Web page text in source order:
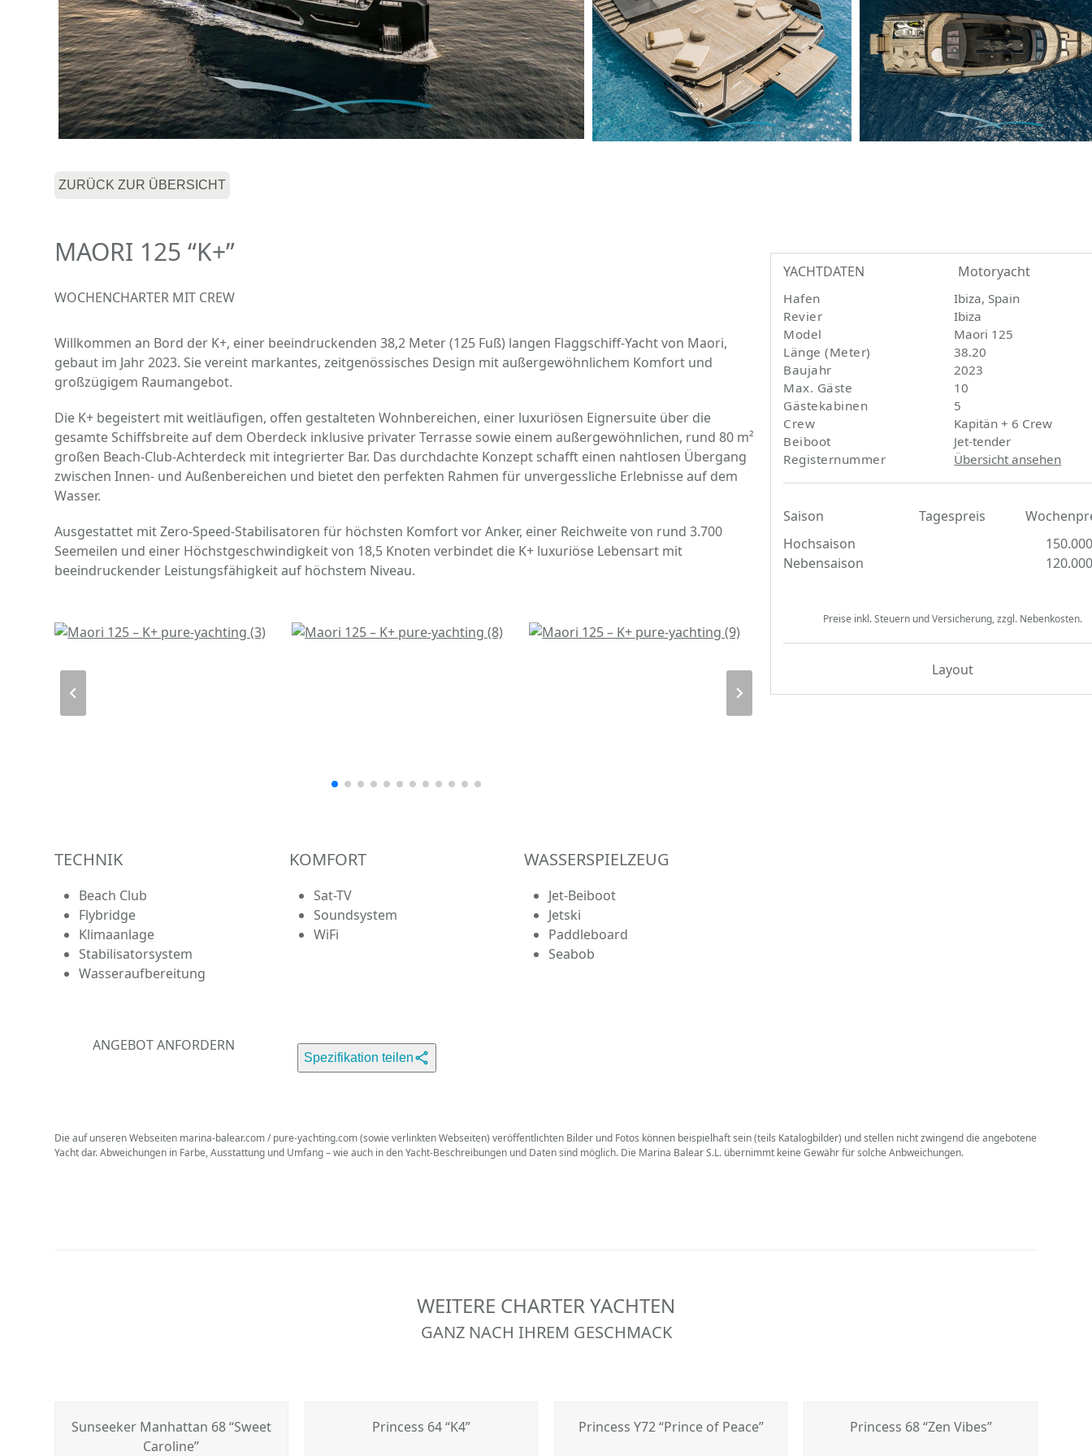
ZURÜCK ZUR ÜBERSICHT
MAORI 125 “K+”
WOCHENCHARTER MIT CREW
Willkommen an Bord der K+, einer beeindruckenden 38,2 Meter (125 Fuß) langen Flaggschiff-Yacht von Maori,
gebaut im Jahr 2023. Sie vereint markantes, zeitgenössisches Design mit außergewöhnlichem Komfort und
großzügigem Raumangebot.
Die K+ begeistert mit weitläufigen, offen gestalteten Wohnbereichen, einer luxuriösen Eignersuite über die
gesamte Schiffsbreite auf dem Oberdeck inklusive privater Terrasse sowie einem außergewöhnlichen, rund 80 m²
großen Beach-Club-Achterdeck mit integrierter Bar. Das durchdachte Konzept schafft einen nahtlosen Übergang
zwischen Innen- und Außenbereichen und bietet den perfekten Rahmen für unvergessliche Erlebnisse auf dem
Wasser.
Ausgestattet mit Zero-Speed-Stabilisatoren für höchsten Komfort vor Anker, einer Reichweite von rund 3.700
Seemeilen und einer Höchstgeschwindigkeit von 18,5 Knoten verbindet die K+ luxuriöse Lebensart mit
beeindruckender Leistungsfähigkeit auf höchstem Niveau.
TECHNIK
Beach Club
Flybridge
Klimaanlage
Stabilisatorsystem
Wasseraufbereitung
KOMFORT
Sat-TV
Soundsystem
WiFi
WASSERSPIELZEUG
Jet-Beiboot
Jetski
Paddleboard
Seabob
ANGEBOT ANFORDERN
Spezifikation teilen
YACHTDATEN Motoryacht
Hafen
Ibiza, Spain
Revier
Ibiza
Model
Maori 125
Länge (Meter)
38.20
Baujahr
2023
Max. Gäste
10
Gästekabinen
5
Crew
Kapitän + 6 Crew
Beiboot
Jet-tender
Registernummer
Übersicht ansehen
Saison Tagespreis
Hochsaison
Nebensaison
Preise inkl. Steuern und Versicherung, zzgl. Nebenkosten.
Layout
Die auf unseren Webseiten marina-balear.com / pure-yachting.com (sowie verlinkten Webseiten) veröffentlichten Bilder und Fotos können beispielhaft sein (teils Katalogbilder) und stellen nicht zwingend die angebotene
Yacht dar. Abweichungen in Farbe, Ausstattung und Umfang – wie auch in den Yacht-Beschreibungen und Daten sind möglich. Die Marina Balear S.L. übernimmt keine Gewähr für solche Anbweichungen.
WEITERE CHARTER YACHTEN
GANZ NACH IHREM GESCHMACK
Sunseeker Manhattan 68 “Sweet
Caroline”
Princess 64 “K4” Princess Y72 “Prince of Peace” Princess 68 “Zen Vibes”